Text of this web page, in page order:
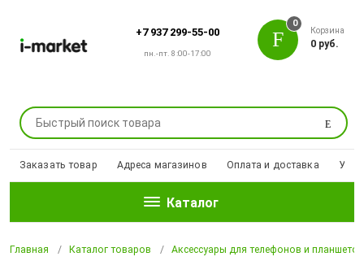
+7 937 299-55-00
пн.-пт. 8:00-17:00
Поиск
0
Корзина
0 руб.
Заказать товар Адреса магазинов Оплата и доставка
Каталог
Главная Каталог товаров Аксессуары для телефонов и планшетов